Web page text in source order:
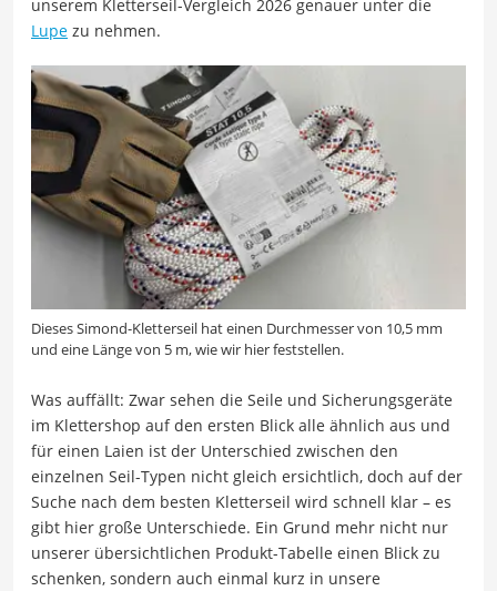
unserem Kletterseil-Vergleich 2026 genauer unter die
Lupe zu nehmen.
Dieses Simond-Kletterseil hat einen Durchmesser von 10,5 mm
und eine Länge von 5 m, wie wir hier feststellen.
Was auffällt: Zwar sehen die Seile und Sicherungsgeräte
im Klettershop auf den ersten Blick alle ähnlich aus und
für einen Laien ist der Unterschied zwischen den
einzelnen Seil-Typen nicht gleich ersichtlich, doch auf der
Suche nach dem besten Kletterseil wird schnell klar – es
gibt hier große Unterschiede. Ein Grund mehr nicht nur
unserer übersichtlichen Produkt-Tabelle einen Blick zu
schenken, sondern auch einmal kurz in unsere